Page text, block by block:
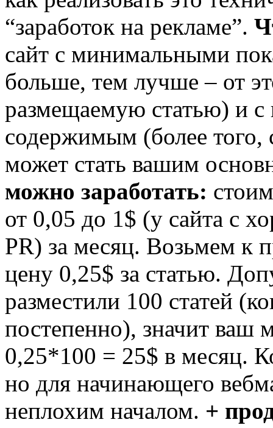
“заработок на рекламе”.
сайт с минимальными
больше, тем лучше – от
размещаемую статью) и с
содержимым (более того,
может стать вашим
можно заработать:
от 0,05 до 1$ (у сайта с
PR) за месяц. Возьмем к
цену 0,25$ за статью.
разместили 100 статей
постепенно), значит ваш
0,25*100 = 25$ в месяц.
но для начинающего
неплохим началом. +